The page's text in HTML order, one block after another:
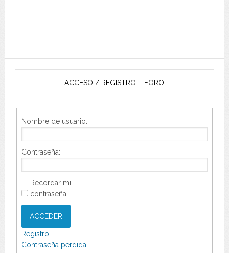
ACCESO / REGISTRO – FORO
Nombre de usuario:
Contraseña:
Recordar mi
contraseña
ACCEDER
Registro
Contraseña perdida